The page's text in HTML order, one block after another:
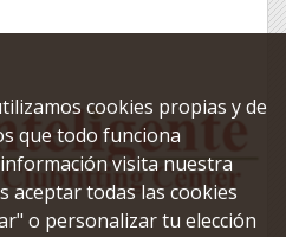
cookies propias y de
que todo funciona
visita nuestra
aceptar todas las cookies
o personalizar tu elección